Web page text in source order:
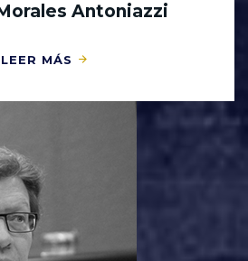
Antoniazzi
LEER MÁS